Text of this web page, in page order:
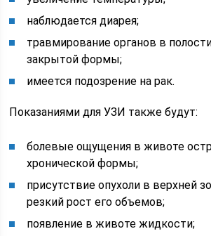
наблюдается диарея;
травмирование органов в
закрытой формы;
имеется подозрение на рак.
Показаниями для УЗИ также будут:
болевые ощущения в животе
хронической формы;
присутствие опухоли в верхней
резкий рост его объемов;
появление в животе жидкости;